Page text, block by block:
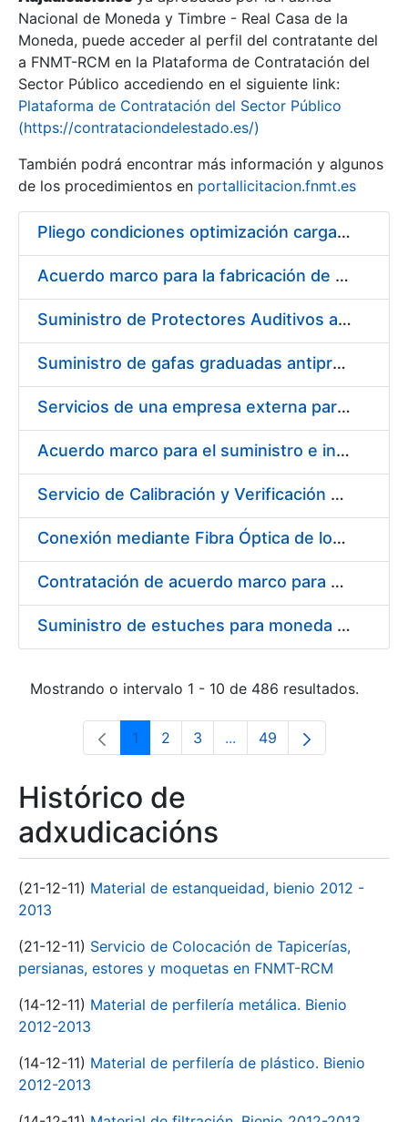
Mostrar/Ocultar
Mostrar/Ocultar
Nacional de Moneda y Timbre - Real Casa de la
Moneda, puede acceder al perfil del contratante del
a FNMT-RCM en la Plataforma de Contratación del
Sector Público accediendo en el siguiente link:
Plataforma de Contratación del Sector Público
(https://contrataciondelestado.es/)
También podrá encontrar más información y algunos
de los procedimientos en portallicitacion.fnmt.es
Pliego condiciones optimización cargas compras firmado
Acuerdo marco para la fabricación de piezas
Suministro de Protectores Auditivos a medida para las personas trabajadoras de los Centros de Trabajo de Madrid y Burgos
Suministro de gafas graduadas antiproyecciones para los trabajadores de la FNMT-RCM en los centros de trabajo de Madrid y Burgos
Servicios de una empresa externa para el asesoramiento y resolución de los recursos de alzada que se presentan relacionados con procesos de selección para la FNMT-RCM
Acuerdo marco para el suministro e instalación de persianas, estores y otros complementos
Servicio de Calibración y Verificación Externa de los Equipos de Medición del Servicio de Prevención de la FNMT-RCM
Conexión mediante Fibra Óptica de los Centros de Proceso de Datos (CPDs) de las sedes de la FNMT-RCM de Burgos y Madrid
Contratación de acuerdo marco para el Suministro de Material de Electricidad para la Fábrica Nacional de Moneda y Timbre-Real Casa de la Moneda en su centro de trabajo de Burgos
Suministro de estuches para moneda de 30 €
Mostrando o intervalo 1 - 10 de 486 resultados.
Páxina
1 Páxina
2 Páxina
3 ...Páxinas intermedias Use
Páxina
49
Histórico de
adxudicacións
(21-12-11) Material de estanqueidad, bienio 2012 -
2013
(21-12-11) Servicio de Colocación de Tapicerías,
persianas, estores y moquetas en FNMT-RCM
(14-12-11) Material de perfilería metálica. Bienio
2012-2013
(14-12-11) Material de perfilería de plástico. Bienio
2012-2013